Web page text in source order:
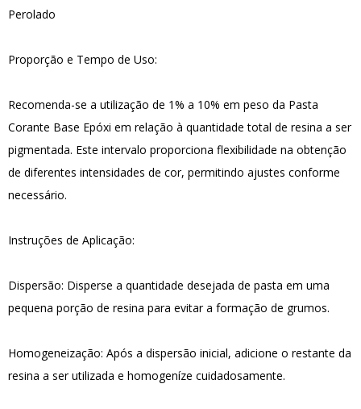
Perolado
Proporção e Tempo de Uso:
Recomenda-se a utilização de 1% a 10% em peso da Pasta
Corante Base Epóxi em relação à quantidade total de resina a ser
pigmentada. Este intervalo proporciona flexibilidade na obtenção
de diferentes intensidades de cor, permitindo ajustes conforme
necessário.
Instruções de Aplicação:
Dispersão: Disperse a quantidade desejada de pasta em uma
pequena porção de resina para evitar a formação de grumos.
Homogeneização: Após a dispersão inicial, adicione o restante da
resina a ser utilizada e homogeníze cuidadosamente.